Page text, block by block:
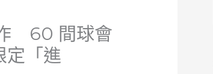
60 間球會
「進